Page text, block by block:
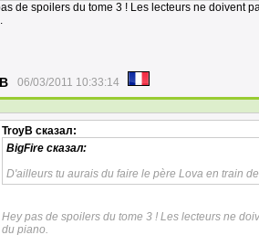
de spoilers du tome 3 ! Les lecteurs ne doivent
06/03/2011 10:33:14
TroyB сказал:
BigFire сказал:
D'ailleurs tu aurais du faire le père Lova en train
Hey pas de spoilers du tome 3 ! Les lecteurs ne
du piano.